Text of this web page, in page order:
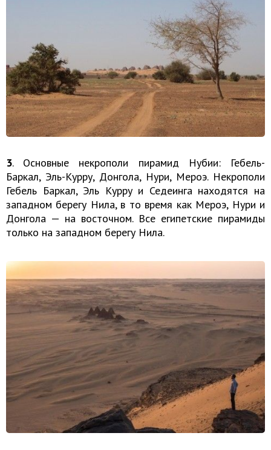
3. Основные некрополи пирамид Нубии: Гебель-
Баркал, Эль-Курру, Донгола, Нури, Мероэ. Некрополи
Гебель Баркал, Эль Курру и Седеинга находятся на
западном берегу Нила, в то время как Мероэ, Нури и
Донгола — на восточном. Все египетские пирамиды
только на западном берегу Нила.